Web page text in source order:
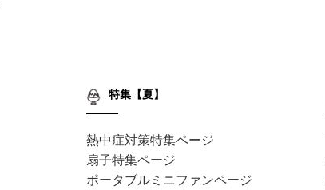
特集【夏】
熱中症対策特集ページ
扇子特集ページ
ポータブルミニファンページ